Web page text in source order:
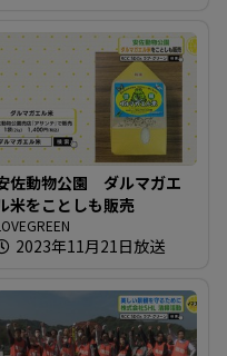
佐動物公園 ダルマガエ
米をことしも販売
2023年11月21日放送